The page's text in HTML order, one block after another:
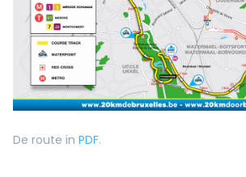
De route in PDF.